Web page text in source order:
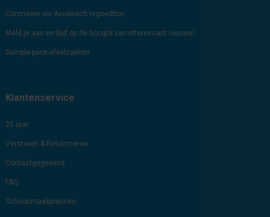
Controleer uw Avodesch tegoedbon
Meld je aan en blijf op de hoogte van interessant nieuws!
Sample-pack-afvalzakken
Klantenservice
25 jaar
Versturen & Retourneren
Contactgegevens
FAQ
Schoonmaakplannen